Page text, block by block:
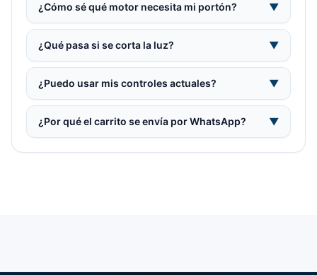
¿Cómo sé qué motor necesita mi portón? ▼
¿Qué pasa si se corta la luz? ▼
¿Puedo usar mis controles actuales? ▼
¿Por qué el carrito se envía por WhatsApp? ▼